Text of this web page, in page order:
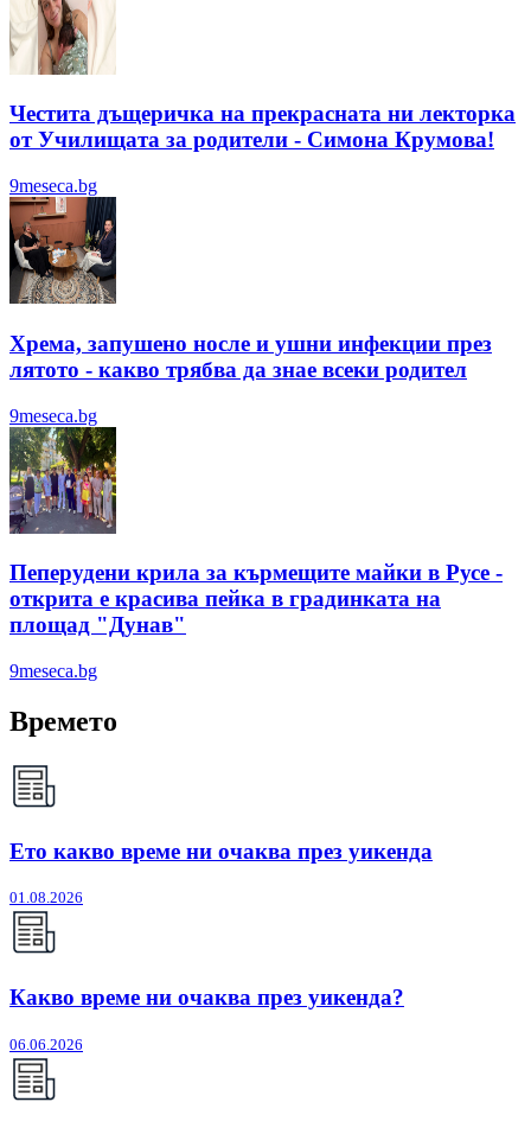
Честита дъщеричка на прекрасната ни лекторка
от Училищата за родители - Симона Крумова!
9meseca.bg
Хрема, запушено носле и ушни инфекции през
лятотo - какво трябва да знае всеки родител
9meseca.bg
Пеперудени крила за кърмещите майки в Русе -
открита е красива пейка в градинката на
площад "Дунав"
9meseca.bg
Времето
Ето какво време ни очаква през уикенда
01.08.2026
Какво време ни очаква през уикенда?
06.06.2026